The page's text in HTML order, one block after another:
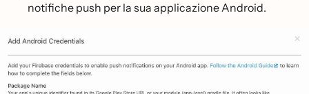
notifiche push per la sua applicazione Android.